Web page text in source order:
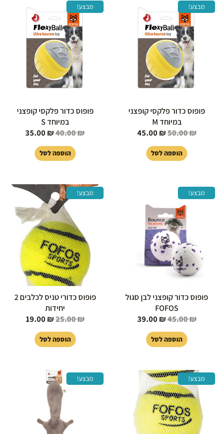
מבצע!
פופוס כדור פלקסי קופצני
במיוחד M
50.00₪
המקורי
היה:
50.00 ₪.
45.00 ₪
הוספה לסל
מבצע!
פופוס כדור פלקסי קופצני
במיוחד S
40.00₪
המקורי
היה:
40.00 ₪.
35.00 ₪
הוספה לסל
מבצע!
פופוס כדור קופצני לבן סגול
FOFOS
45.00₪
היה:
45.00 ₪.
39.00 ₪
הוספה לסל
מבצע!
פופוס כדורי טניס לכלבים 2
יחידות
25.00₪
המחיר
המקורי
היה:
25.00 ₪.
19.00 ₪
המחיר
הוא:
19.00 ₪.
הוספה לסל
מבצע!
המחיר
המקורי
היה:
35.00 ₪.
הוא:
29.00 ₪.
מבצע!
המחיר
המקורי
היה:
45.00 ₪.